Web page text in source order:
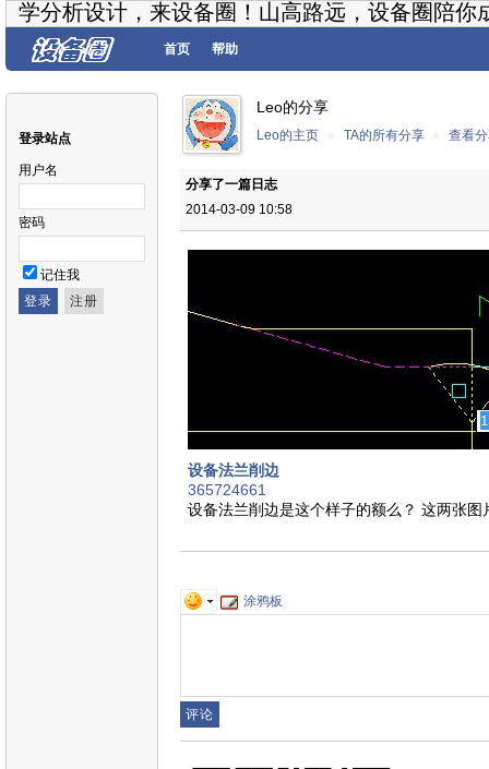
学分析设计，来设备圈！山高路远，设备圈陪你
首页 帮助
登录站点
用户名
密码
记住我
Leo的分享
Leo的主页 » TA的所有分享 » 查看
分享了一篇日志
2014-03-09 10:58
设备法兰削边
365724661
设备法兰削边是这个样子的额么？ 这两张图
涂鸦板